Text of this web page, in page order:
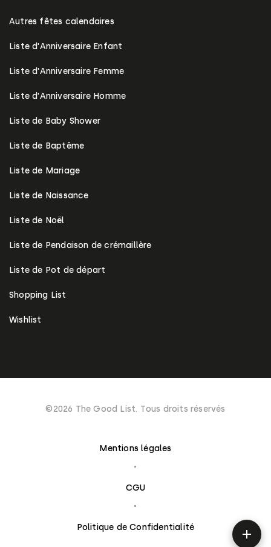
Autres fêtes calendaires
Liste d'Anniversaire Enfant
Liste d'Anniversaire Femme
Liste d'Anniversaire Homme
Liste de Baby Shower
Liste de Baptême
Liste de Mariage
Liste de Naissance
Liste de Noël
Liste de Pendaison de crémaillère
Liste de Pot de départ
Shopping List
Wishlist
©2026 The Good List. Tous droits réservés
Mentions légales
CGU
Politique de Confidentialité